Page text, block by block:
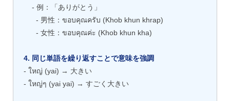
- 例：「ありがとう」
- 男性：ขอบคุณครับ (Khob khun khrap)
- 女性：ขอบคุณค่ะ (Khob khun kha)
4. 同じ単語を繰り返すことで意味を強調
- ใหญ่ (yai) → 大きい
- ใหญ่ๆ (yai yai) → すごく大きい